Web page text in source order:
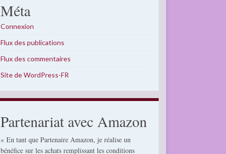
Méta
Connexion
Flux des publications
Flux des commentaires
Site de WordPress-FR
Partenariat avec Amazon
« En tant que Partenaire Amazon, je réalise un
bénéfice sur les achats remplissant les conditions